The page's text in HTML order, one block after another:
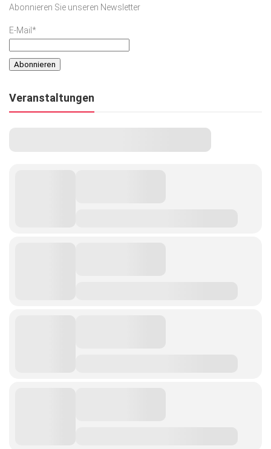
Abonnieren Sie unseren Newsletter
E-Mail*
Veranstaltungen